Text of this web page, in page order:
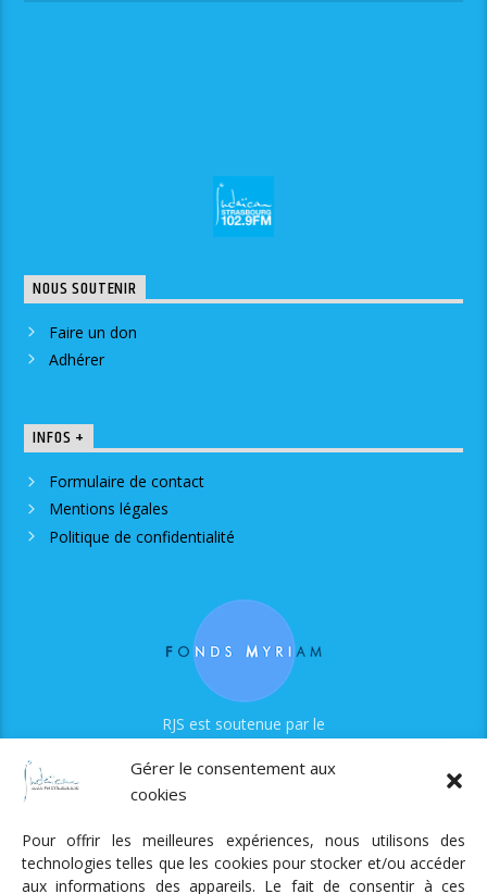
Gérer le consentement aux
cookies
Pour offrir les meilleures expériences, nous utilisons des
technologies telles que les cookies pour stocker et/ou accéder
aux informations des appareils. Le fait de consentir à ces
NOUS SOUTENIR
Faire un don
Adhérer
INFOS +
Formulaire de contact
Mentions légales
Politique de confidentialité
RJS est soutenue par le